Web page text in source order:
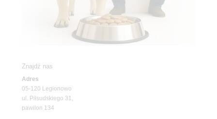
Znajdź nas
Adres
05-120 Legionowo
ul. Piłsudskiego 31,
pawilon 134